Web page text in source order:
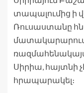
տապալումից ի
Ռուսաստանը
Սիրիա, հայտնի
հրապարակել։